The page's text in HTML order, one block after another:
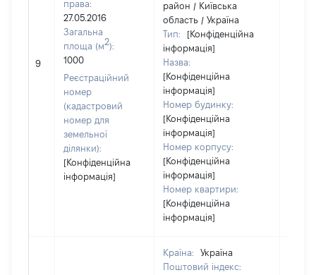
9
права:
27.05.2016
Загальна
площа (м2):
1000
Реєстраційний
номер
(кадастровий
номер для
земельної
ділянки):
[Конфіденційна
інформація]
район / Київська
область / Україна
Тип:
[Конфіденційна
інформація]
Назва:
[Конфіденційна
інформація]
Номер будинку:
[Конфіденційна
інформація]
Номер корпусу:
[Конфіденційна
інформація]
Номер квартири:
[Конфіденційна
інформація]
Країна:
Україна
Поштовий індекс: